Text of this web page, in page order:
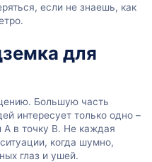
если не знаешь, как
для
Большую часть
интересует только одно –
А в точку В. Не каждая
когда шумно,
глаз и ушей.